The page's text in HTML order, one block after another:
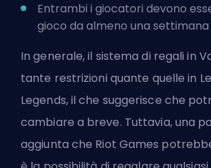
Entrambi i giocatori devono
gioco da almeno una settimana
In generale, il sistema di regali in
tante restrizioni quante quelle in
Legends, il che suggerisce che
cambiare a breve. Tuttavia, una
aggiunta che Riot Games